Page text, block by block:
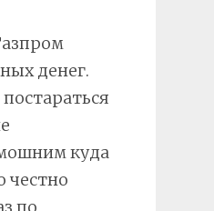
денег.
куда
честно